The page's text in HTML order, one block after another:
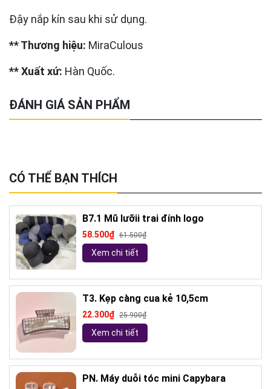
Đậy nắp kín sau khi sử dụng.
** Thương hiệu: MiraCulous
** Xuất xứ: Hàn Quốc.
ĐÁNH GIÁ SẢN PHẨM
CÓ THỂ BẠN THÍCH
B7.1 Mũ lưỡii trai đính logo
58.500₫ 61.500₫
Xem chi tiết
T3. Kẹp càng cua kẻ 10,5cm
22.300₫ 25.900₫
Xem chi tiết
PN. Máy duỗi tóc mini Capybara